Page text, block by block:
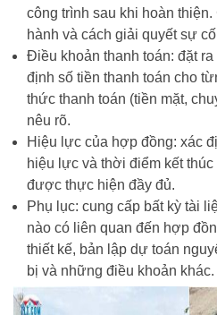
công trình sau khi hoàn
hành và cách giải quyết sự
Điều khoản thanh toán: đặt
định số tiền thanh toán cho
thức thanh toán (tiền mặt,
nêu rõ.
Hiệu lực của hợp đồng: xác
hiệu lực và thời điểm kết
được thực hiện đầy đủ.
Phụ lục: cung cấp bất kỳ tài
nào có liên quan đến hợp
thiết kế, bản lập dự toán
bị và những điều khoản khác.